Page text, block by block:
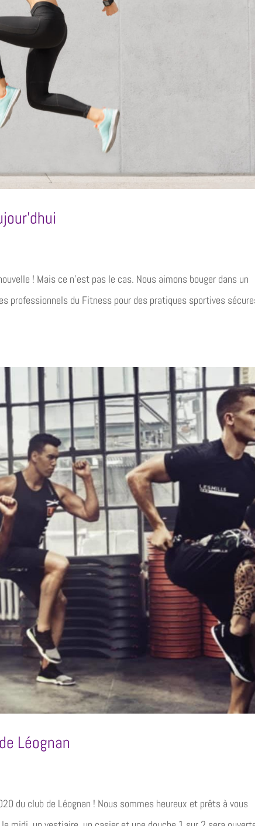
! Mais ce n’est pas le cas. Nous aimons bouger dans un
professionnels du Fitness pour des pratiques sportives
Léognan
du club de Léognan ! Nous sommes heureux et prêts à vous